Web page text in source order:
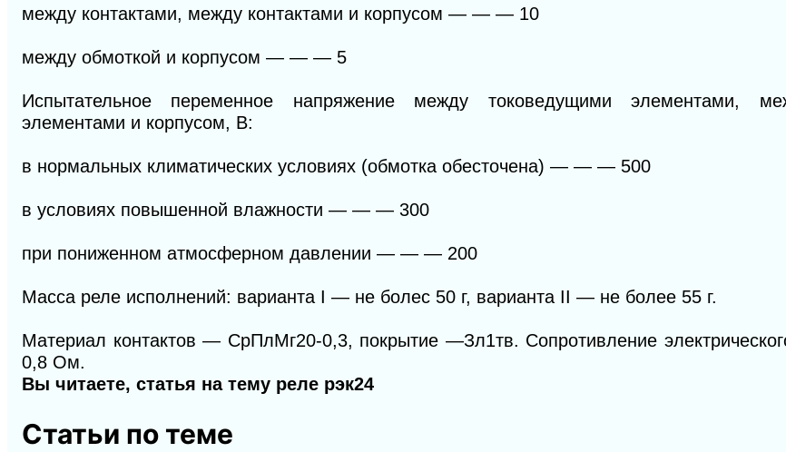
между контактами, между контактами и корпусом — — — 10
между обмоткой и корпусом — — — 5
Испытательное переменное напряжение между токоведущими элементами,
элементами и корпусом, В:
в нормальных климатических условиях (обмотка обесточена) — — — 500
в условиях повышенной влажности — — — 300
при пониженном атмосферном давлении — — — 200
Масса реле исполнений: варианта I — не болес 50 г, варианта II — не более 55 г.
Материал контактов — СрПлМг20-0,3, покрытие —Зл1тв. Сопротивление
0,8 Ом.
Вы читаете, статья на тему реле рэк24
Статьи по теме